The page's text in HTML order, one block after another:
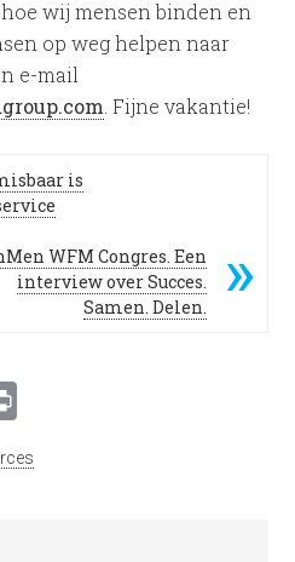
wij mensen binden en
op weg helpen naar
e-mail
. Fijne vakantie!
is
WFM Congres. Een
interview over Succes.
Samen. Delen.